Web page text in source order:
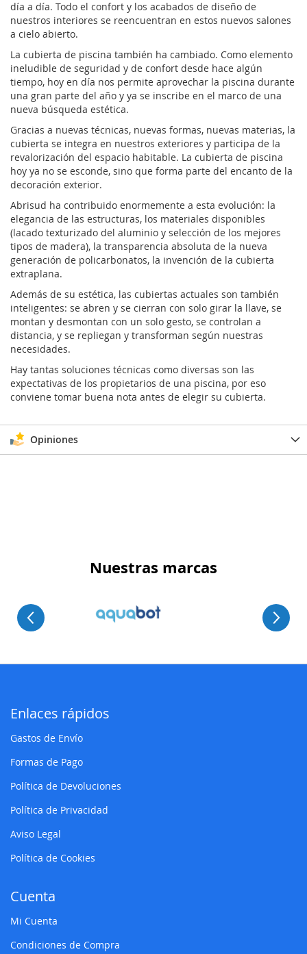
día a día. Todo el confort y los acabados de diseño de
nuestros interiores se reencuentran en estos nuevos salones
a cielo abierto.
La cubierta de piscina también ha cambiado. Como elemento
ineludible de seguridad y de confort desde hace algún
tiempo, hoy en día nos permite aprovechar la piscina durante
una gran parte del año y ya se inscribe en el marco de una
nueva búsqueda estética.
Gracias a nuevas técnicas, nuevas formas, nuevas materias, la
cubierta se integra en nuestros exteriores y participa de la
revalorización del espacio habitable. La cubierta de piscina
hoy ya no se esconde, sino que forma parte del encanto de la
decoración exterior.
Abrisud ha contribuido enormemente a esta evolución: la
elegancia de las estructuras, los materiales disponibles
(lacado texturizado del aluminio y selección de los mejores
tipos de madera), la transparencia absoluta de la nueva
generación de policarbonatos, la invención de la cubierta
extraplana.
Además de su estética, las cubiertas actuales son también
inteligentes: se abren y se cierran con solo girar la llave, se
montan y desmontan con un solo gesto, se controlan a
distancia, y se repliegan y transforman según nuestras
necesidades.
Hay tantas soluciones técnicas como diversas son las
expectativas de los propietarios de una piscina, por eso
conviene tomar buena nota antes de elegir su cubierta.
Opiniones
Nuestras marcas
Enlaces rápidos
Gastos de Envío
Formas de Pago
Política de Devoluciones
Política de Privacidad
Aviso Legal
Política de Cookies
Cuenta
Mi Cuenta
Condiciones de Compra